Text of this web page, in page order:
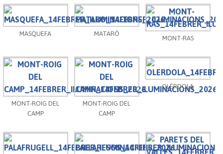
MASQUEFA MATARÓ
MONT-RAS
MONT-ROIG DEL
CAMP
MONT-ROIG DEL
CAMP
OLÈRDOLA